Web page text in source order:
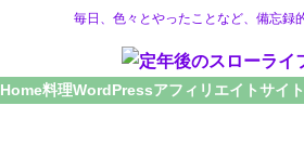
毎日、色々とやったことなど、備忘録
Home料理WordPressアフィリエイトサイ